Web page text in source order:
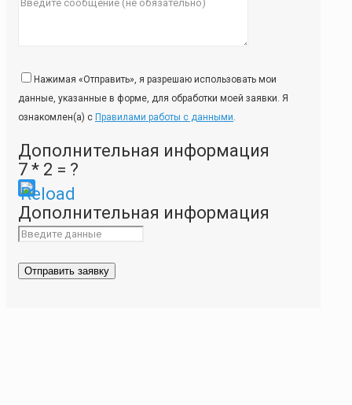
Нажимая «Отправить», я разрешаю использовать мои
данные, указанные в форме, для обработки моей заявки. Я
ознакомлен(а) с Правилами работы с данными.
Дополнительная информация
7 * 2 = ?
Please
enter
characters
Дополнительная информация